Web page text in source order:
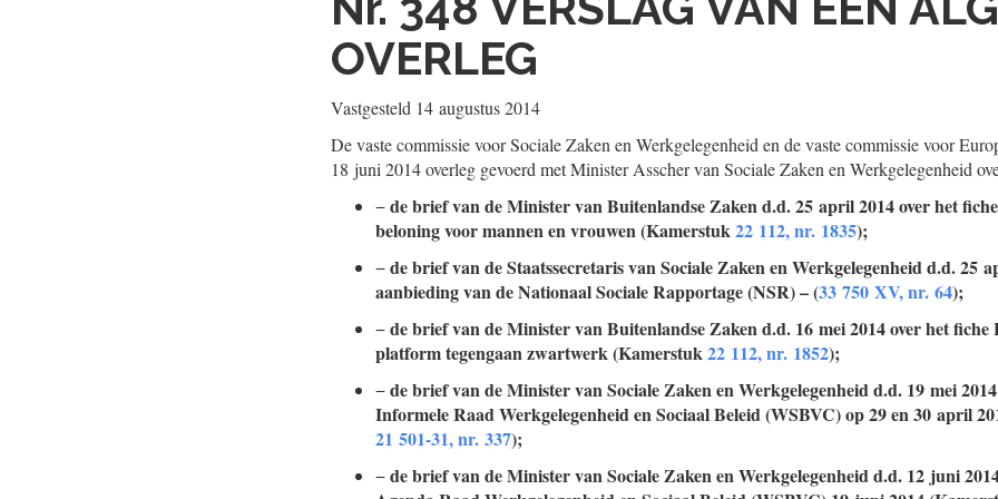
OVERLEG
Vastgesteld 14 augustus 2014
De vaste commissie voor Sociale Zaken en Werkgelegenheid en de vaste commissie voor
18 juni 2014 overleg gevoerd met Minister Asscher van Sociale Zaken en Werkgelegenheid
−de brief van de Minister van Buitenlandse Zaken d.d. 25 april 2014 over het
beloning voor mannen en vrouwen (Kamerstuk22 112, nr. 1835);
−de brief van de Staatssecretaris van Sociale Zaken en Werkgelegenheid d.d. 25
aanbieding van de Nationaal Sociale Rapportage (NSR) – (33 750 XV, nr. 64);
−de brief van de Minister van Buitenlandse Zaken d.d. 16 mei 2014 over het fiche
platform tegengaan zwartwerk (Kamerstuk22 112, nr. 1852);
−de brief van de Minister van Sociale Zaken en Werkgelegenheid d.d. 19 mei
Informele Raad Werkgelegenheid en Sociaal Beleid (WSBVC) op 29 en 30 april
21 501-31, nr. 337);
−de brief van de Minister van Sociale Zaken en Werkgelegenheid d.d. 12 juni